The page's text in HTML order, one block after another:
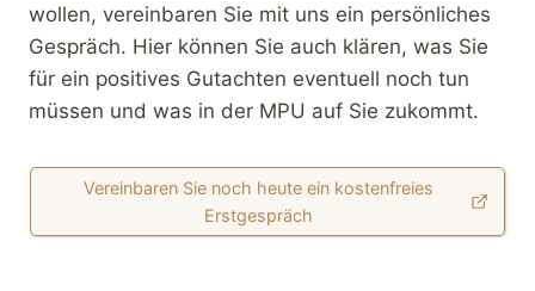
wollen, vereinbaren Sie mit uns ein persönliches
Gespräch. Hier können Sie auch klären, was Sie
für ein positives Gutachten eventuell noch tun
müssen und was in der MPU auf Sie zukommt.
Vereinbaren Sie noch heute ein kostenfreies
Erstgespräch